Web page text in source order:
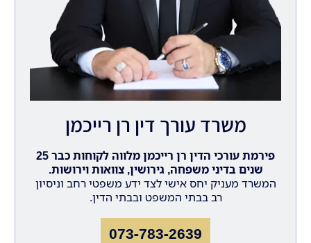
משרד עורך דין רן רייכמן
פירמת עורכי הדין רן רייכמן מלווה לקוחות כבר 25
שנים בדיני משפחה, גירושין, צוואות וירושות.
המשרד מעניק יחס אישי לצד ידע משפטי רחב וניסיון
רב בבתי המשפט ובבתי הדין.
073-783-2639